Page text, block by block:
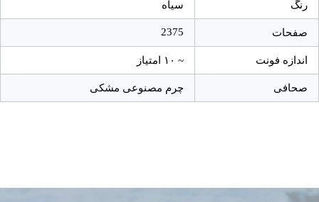
رنگ سیاه
صفحات 2375
اندازه فونت ~ ۱۰ امتیاز
صحافی چرم مصنوعی مشکی